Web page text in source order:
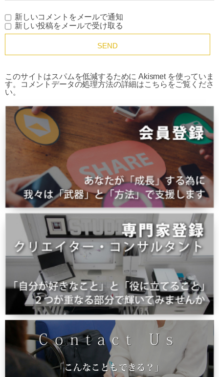
新しいコメントをメールで通知
新しい投稿をメールで受け取る
このサイトはスパムを低減するために Akismet を使っていま
す。
コメントデータの処理方法の詳細はこちらをご覧くださ
い。
HOME 知る 新規事業 新規事業を考えている方